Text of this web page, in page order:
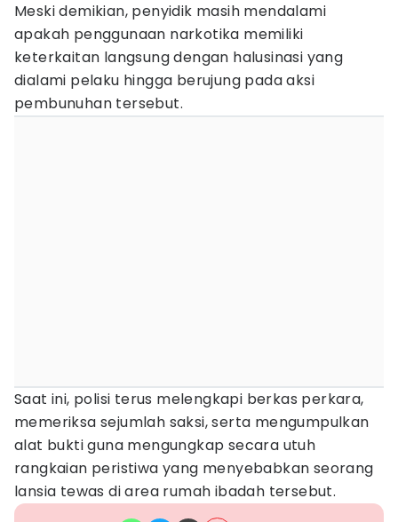
Meski demikian, penyidik masih mendalami
apakah penggunaan narkotika memiliki
keterkaitan langsung dengan halusinasi yang
dialami pelaku hingga berujung pada aksi
pembunuhan tersebut.
Saat ini, polisi terus melengkapi berkas perkara,
memeriksa sejumlah saksi, serta mengumpulkan
alat bukti guna mengungkap secara utuh
rangkaian peristiwa yang menyebabkan seorang
lansia tewas di area rumah ibadah tersebut.